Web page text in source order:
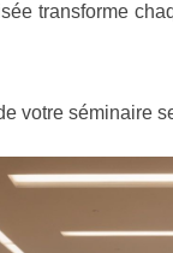
transforme
votre séminaire